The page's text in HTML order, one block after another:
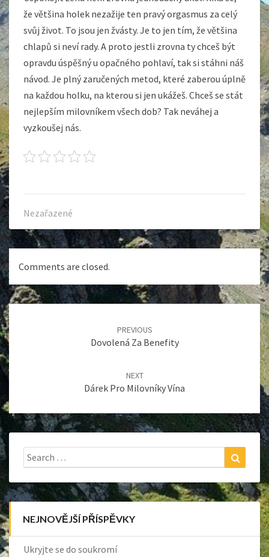
že většina holek nezažije ten pravý orgasmus za celý
svůj život. To jsou jen žvásty. Je to jen tím, že většina
chlapů si neví rady. A proto jestli zrovna ty chceš být
opravdu úspěšný u opačného pohlaví, tak si stáhni náš
návod. Je plný zaručených metod, které zaberou úplně
na každou holku, na kterou si jen ukážeš. Chceš se stát
nejlepším milovníkem všech dob? Tak neváhej a
vyzkoušej nás.
Nezařazené
Comments are closed.
Post
navigation
PREVIOUS
Dovolená Za Benefity
NEXT
Dárek Pro Milovníky Vína
Search
for:
NEJNOVĚJŠÍ PŘÍSPĚVKY
Ukryjte se do soukromí